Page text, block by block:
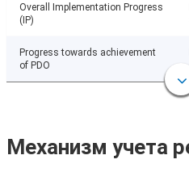
Overall Implementation Progress
(IP)
Progress towards achievement
of PDO
Механизм учета